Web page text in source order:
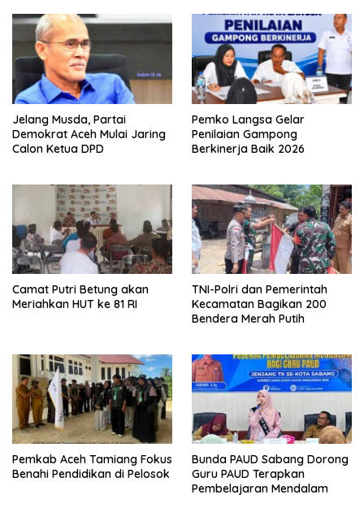
Jelang Musda, Partai
Demokrat Aceh Mulai Jaring
Calon Ketua DPD
Pemko Langsa Gelar
Penilaian Gampong
Berkinerja Baik 2026
Camat Putri Betung akan
Meriahkan HUT ke 81 RI
TNI-Polri dan Pemerintah
Kecamatan Bagikan 200
Bendera Merah Putih
Pemkab Aceh Tamiang Fokus
Benahi Pendidikan di Pelosok
Bunda PAUD Sabang Dorong
Guru PAUD Terapkan
Pembelajaran Mendalam